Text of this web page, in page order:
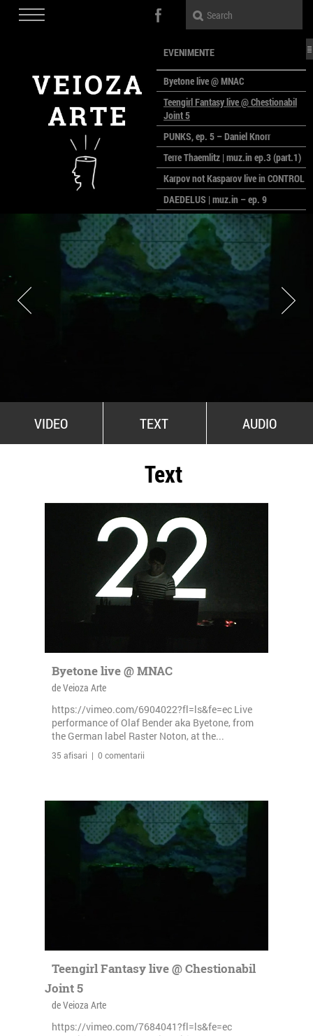
EVENIMENTE
Byetone live @ MNAC
Teengirl Fantasy live @ Chestionabil
Joint 5
PUNKS, ep. 5 – Daniel Knorr
Terre Thaemlitz | muz.in ep.3 (part.1)
Karpov not Kasparov live in CONTROL
DAEDELUS | muz.in – ep. 9
LALELE, LALELE – prima premieră a
anului la MACAZ
CinePOLSKA – filme poloneze la
București
PEOPLE OF ROMANIA se lansează la
galeria Simeza
All Stars For Outernational
VIDEO TEXT AUDIO
Text
Byetone live @ MNAC
de Veioza Arte
https://vimeo.com/6904022?fl=ls&fe=ec Live
performance of Olaf Bender aka Byetone, from
the German label Raster Noton, at the...
35 afisari | 0 comentarii
Teengirl Fantasy live @ Chestionabil
Joint 5
de Veioza Arte
https://vimeo.com/7684041?fl=ls&fe=ec